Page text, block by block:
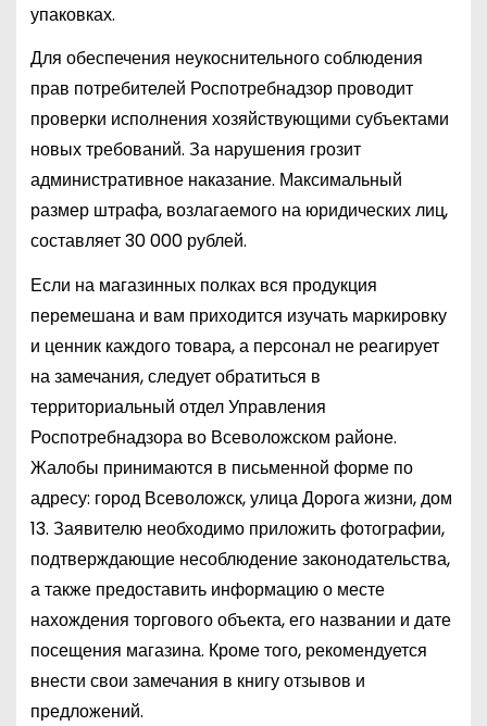
упаковках.
Для обеспечения неукоснительного соблюдения
прав потребителей Роспотребнадзор проводит
проверки исполнения хозяйствующими субъектами
новых требований. За нарушения грозит
административное наказание. Максимальный
размер штрафа, возлагаемого на юридических лиц,
составляет 30 000 рублей.
Если на магазинных полках вся продукция
перемешана и вам приходится изучать маркировку
и ценник каждого товара, а персонал не реагирует
на замечания, следует обратиться в
территориальный отдел Управления
Роспотребнадзора во Всеволожском районе.
Жалобы принимаются в письменной форме по
адресу: город Всеволожск, улица Дорога жизни, дом
13. Заявителю необходимо приложить фотографии,
подтверждающие несоблюдение законодательства,
а также предоставить информацию о месте
нахождения торгового объекта, его названии и дате
посещения магазина. Кроме того, рекомендуется
внести свои замечания в книгу отзывов и
предложений.